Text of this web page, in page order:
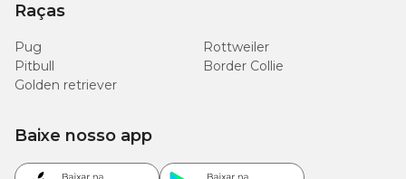
Raças
Pug
Rottweiler
Pitbull
Border Collie
Golden retriever
Baixe nosso app